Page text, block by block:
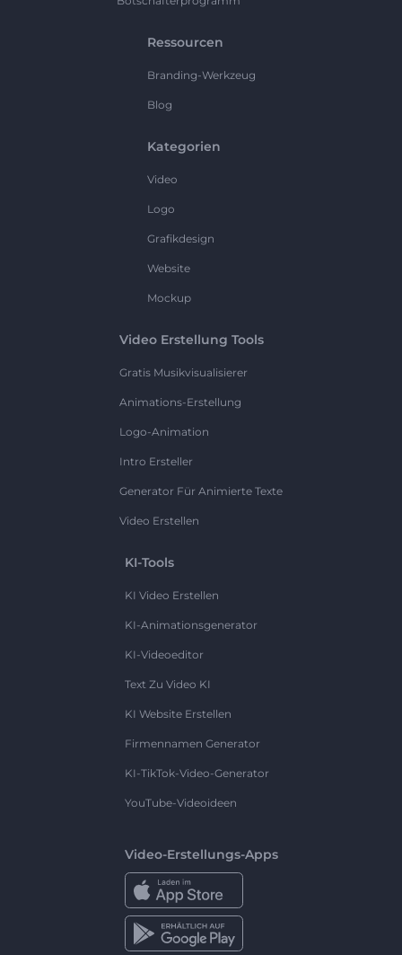
Ressourcen
Branding-Werkzeug
Blog
Kategorien
Video
Logo
Grafikdesign
Website
Mockup
Video Erstellung Tools
Gratis Musikvisualisierer
Animations-Erstellung
Logo-Animation
Intro Ersteller
Generator Für Animierte Texte
Video Erstellen
KI-Tools
KI Video Erstellen
KI-Animationsgenerator
KI-Videoeditor
Text Zu Video KI
KI Website Erstellen
Firmennamen Generator
KI-TikTok-Video-Generator
YouTube-Videoideen
Video-Erstellungs-Apps